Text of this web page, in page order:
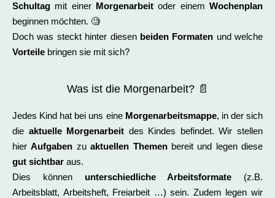
Schultag mit einer Morgenarbeit oder einem Wochenplan
beginnen möchten. 🧐
Doch was steckt hinter diesen beiden Formaten und welche
Vorteile bringen sie mit sich?
Was ist die Morgenarbeit? 📄
Jedes Kind hat bei uns eine Morgenarbeitsmappe, in der sich
die aktuelle Morgenarbeit des Kindes befindet. Wir stellen
hierAufgaben zuaktuellen Themenbereit und legen diese
gut sichtbar aus.
Dies können unterschiedliche Arbeitsformate (z.B.
Arbeitsblatt, Arbeitsheft, Freiarbeit …) sein. Zudem legen wir